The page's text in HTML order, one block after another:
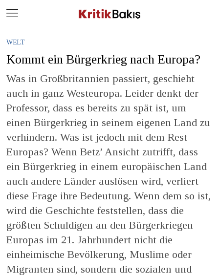
WELT
Kommt ein Bürgerkrieg nach Europa?
Was in Großbritannien passiert, geschieht
auch in ganz Westeuropa. Leider denkt der
Professor, dass es bereits zu spät ist, um
einen Bürgerkrieg in seinem eigenen Land zu
verhindern. Was ist jedoch mit dem Rest
Europas? Wenn Betz’ Ansicht zutrifft, dass
ein Bürgerkrieg in einem europäischen Land
auch andere Länder auslösen wird, verliert
diese Frage ihre Bedeutung. Wenn dem so ist,
wird die Geschichte feststellen, dass die
größten Schuldigen an den Bürgerkriegen
Europas im 21. Jahrhundert nicht die
einheimische Bevölkerung, Muslime oder
Migranten sind, sondern die sozialen und